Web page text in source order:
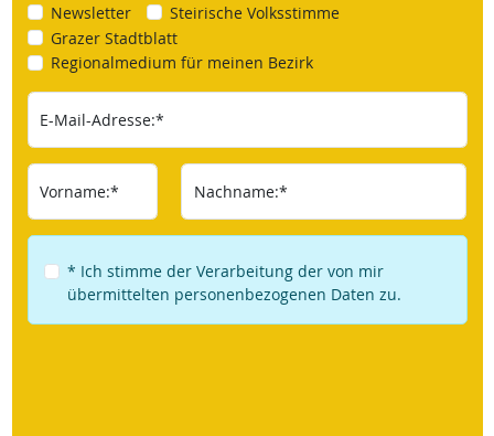
Newsletter
Steirische Volksstimme
Grazer Stadtblatt
Regionalmedium für meinen Bezirk
E-Mail-Adresse:*
Vorname:* Nachname:*
* Ich stimme der Verarbeitung der von mir
übermittelten personenbezogenen Daten zu.